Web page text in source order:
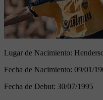
Lugar de Nacimiento:
Fecha de Nacimiento: 09/01/
Fecha de Debut: 30/07/1995